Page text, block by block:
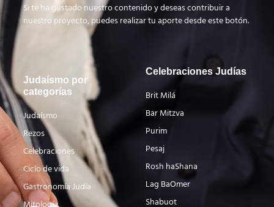
Si te ha gustado nuestro contenido y deseas contribuir a
nuestro proyecto, puedes realizar tu aporte desde este botón.
Judaísmo por
categorías
Judaísmo
Rezos
Celebraciones
Ciclo de vida
Gastronomía Judía
Celebraciones Judías
Brit Milá
Bar Mitzva
Purim
Pesaj
Rosh haShana
Lag BaOmer
Shabuot